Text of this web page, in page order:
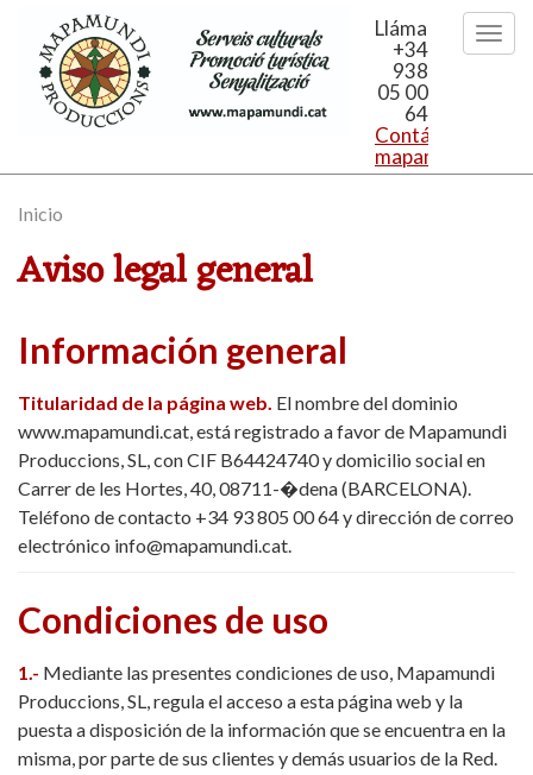
Llámanos
+34
938
05 00
64
Contáctanos:
Inicio
Aviso legal general
Información general
Titularidad de la página web. El nombre del dominio
www.mapamundi.cat, está registrado a favor de Mapamundi
Produccions, SL, con CIF B64424740 y domicilio social en
Carrer de les Hortes, 40, 08711-�dena (BARCELONA).
Teléfono de contacto +34 93 805 00 64 y dirección de correo
electrónico info@mapamundi.cat.
Condiciones de uso
1.- Mediante las presentes condiciones de uso, Mapamundi
Produccions, SL, regula el acceso a esta página web y la
puesta a disposición de la información que se encuentra en la
misma, por parte de sus clientes y demás usuarios de la Red.